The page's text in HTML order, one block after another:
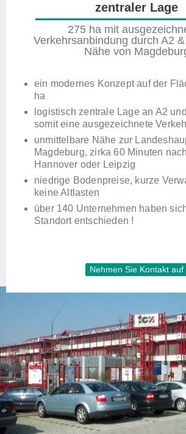
zentraler Lage
275 ha mit
Verkehrsanbindung durch A2
Nähe von
ein modernes Konzept auf der
ha
logistisch zentrale Lage an A2
somit eine ausgezeichnete
unmittelbare Nähe zur
Magdeburg, zirka 60 Minuten
Hannover oder Leipzig
niedrige Bodenpreise, kurze
keine Altlasten
über 140 Unternehmen haben
Standort entschieden !
Nehmen Sie Kontakt auf